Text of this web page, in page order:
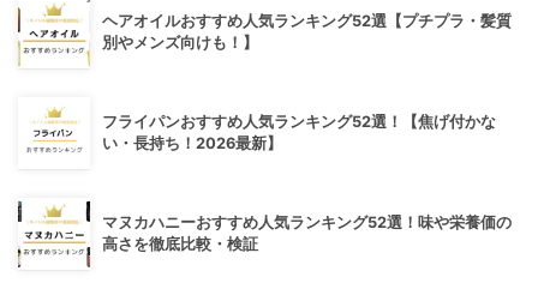
ヘアオイルおすすめ人気ランキング52選【プチプラ・髪質
別やメンズ向けも！】
フライパンおすすめ人気ランキング52選！【焦げ付かな
い・長持ち！2026最新】
マヌカハニーおすすめ人気ランキング52選！味や栄養価の
高さを徹底比較・検証